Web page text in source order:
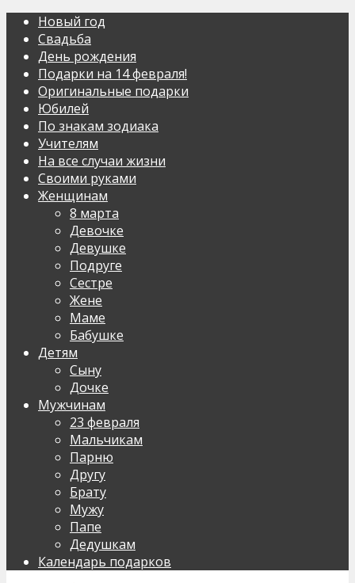
Новый год
Свадьба
День рождения
Подарки на 14 февраля!
Оригинальные подарки
Юбилей
По знакам зодиака
Учителям
На все случаи жизни
Своими руками
Женщинам
8 марта
Девочке
Девушке
Подруге
Сестре
Жене
Маме
Бабушке
Детям
Сыну
Дочке
Мужчинам
23 февраля
Мальчикам
Парню
Другу
Брату
Мужу
Папе
Дедушкам
Календарь подарков